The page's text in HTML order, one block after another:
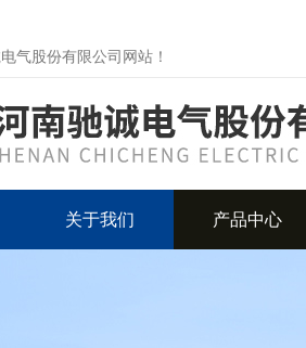
气股份有限公司网站！
关于我们 产品中心